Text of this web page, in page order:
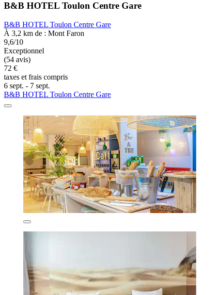
B&B HOTEL Toulon Centre Gare
B&B HOTEL Toulon Centre Gare
À 3,2 km de : Mont Faron
9,6/10
Exceptionnel
(54 avis)
72 €
taxes et frais compris
6 sept. - 7 sept.
B&B HOTEL Toulon Centre Gare